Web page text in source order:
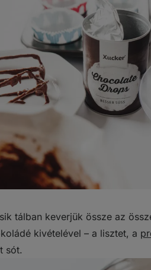
tálban keverjük össze az
kivételével – a lisztet, a
sót.